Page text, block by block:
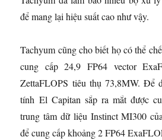
để mang lại hiệu suất cao như vậy.
Tachyum cũng cho biết họ có thể
cung cấp 24,9 FP64 vector
ZettaFLOPS tiêu thụ 73,8MW. Để
tính El Capitan sắp ra mắt được
trung tâm dữ liệu Instinct MI300
để cung cấp khoảng 2 FP64